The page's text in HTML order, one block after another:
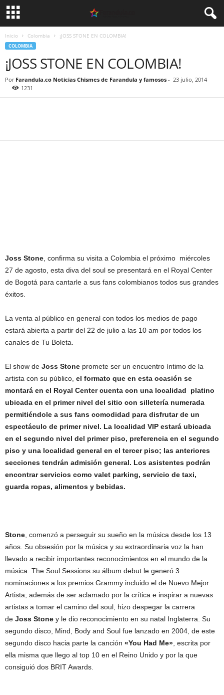
Inicio Colombia ¡JOSS STONE EN COLOMBIA!
COLOMBIA
¡JOSS STONE EN COLOMBIA!
Por Farandula.co Noticias Chismes de Farandula y famosos - 23 julio, 2014
1231
Joss Stone , confirma su visita a Colombia el próximo miércoles
27 de agosto, esta diva del soul se presentará en el Royal Center
de Bogotá para cantarle a sus fans colombianos todos sus grandes
éxitos.
La venta al público en general con todos los medios de pago
estará abierta a partir del 22 de julio a las 10 am por todos los
canales de Tu Boleta.
El show de Joss Stone promete ser un encuentro íntimo de la
artista con su público, el formato que en esta ocasión se
montará en el Royal Center cuenta con una localidad platino
ubicada en el primer nivel del sitio con silletería numerada
permitiéndole a sus fans comodidad para disfrutar de un
espectáculo de primer nivel. La localidad VIP estará ubicada
en el segundo nivel del primer piso, preferencia en el segundo
piso y una localidad general en el tercer piso; las anteriores
secciones tendrán admisión general. Los asistentes podrán
encontrar servicios como valet parking, servicio de taxi,
guarda ropas, alimentos y bebidas.
Stone , comenzó a perseguir su sueño en la música desde los 13
años. Su obsesión por la música y su extraordinaria voz la han
llevado a recibir importantes reconocimientos en el mundo de la
música. The Soul Sessions su álbum debut le generó 3
nominaciones a los premios Grammy incluido el de Nuevo Mejor
Artista; además de ser aclamado por la crítica e inspirar a nuevas
artistas a tomar el camino del soul, hizo despegar la carrera
de Joss Stone y le dio reconocimiento en su natal Inglaterra. Su
segundo disco, Mind, Body and Soul fue lanzado en 2004, de este
segundo disco hacia parte la canción «You Had Me» , escrita por
ella misma que llego al top 10 en el Reino Unido y por la que
consiguió dos BRIT Awards.